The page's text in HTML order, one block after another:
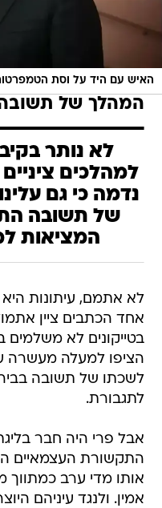
האיש עם היד על וסת
המהלך של
לא נותר
למהלכים
נדמה כי גם
של תשובה
המציאות
לא אתמם, עיתונות
בטייקונים לא
הציפו למעלה מעשרה
לשכתו של תשובה
לתגבורת.
אבל פרי היה חבר
אותו מדי ערב כמתווך
אמין. ולנגד עיניהם
הצלחתו של פרי מהיום
שלנו. ככל שהמעסיק